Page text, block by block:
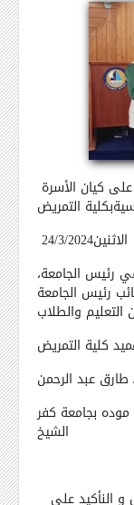
التمريض
الاثنين24/3/2024
رئيس الجامعة،
رئيس الجامعة
بجامعة كفر